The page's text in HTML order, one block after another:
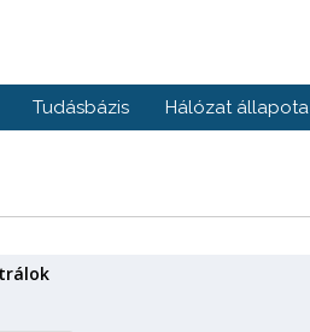
Tudásbázis Hálózat állapota